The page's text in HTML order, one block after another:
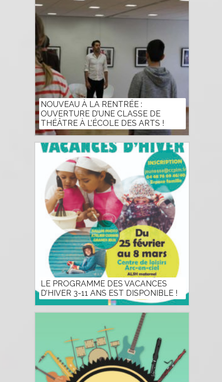
NOUVEAU À LA RENTRÉE :
OUVERTURE D’UNE CLASSE DE
THÉÂTRE À L’ÉCOLE DES ARTS !
LE PROGRAMME DES VACANCES
D’HIVER 3-11 ANS EST DISPONIBLE !